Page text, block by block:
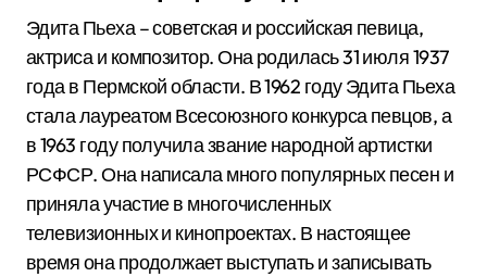
Эдита Пьеха – советская и российская певица,
актриса и композитор. Она родилась 31 июля 1937
года в Пермской области. В 1962 году Эдита Пьеха
стала лауреатом Всесоюзного конкурса певцов, а
в 1963 году получила звание народной артистки
РСФСР. Она написала много популярных песен и
приняла участие в многочисленных
телевизионных и кинопроектах. В настоящее
время она продолжает выступать и записывать